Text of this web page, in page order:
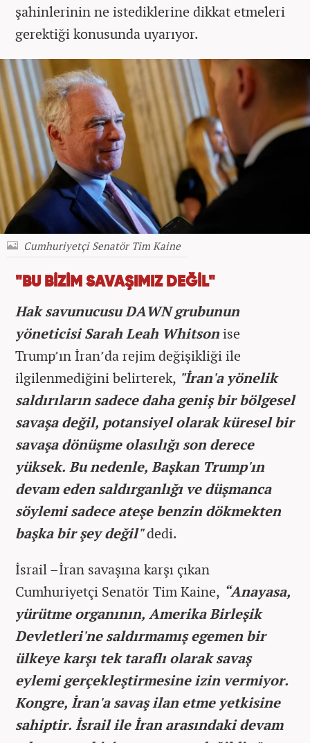
şahinlerinin ne istediklerine dikkat etmeleri
gerektiği konusunda uyarıyor.
Cumhuriyetçi Senatör Tim Kaine
"BU BİZİM SAVAŞIMIZ DEĞİL"
Hak savunucusu DAWN grubunun
yöneticisi Sarah Leah Whitsonise
Trump’ın İran’da rejim değişikliği ile
ilgilenmediğini belirterek, "İran'a yönelik
saldırıların sadece daha geniş bir bölgesel
savaşa değil, potansiyel olarak küresel bir
savaşa dönüşme olasılığı son derece
yüksek. Bu nedenle, Başkan Trump'ın
devam eden saldırganlığı ve düşmanca
söylemi sadece ateşe benzin dökmekten
başka bir şey değil"dedi.
İsrail –İran savaşına karşı çıkan
Cumhuriyetçi Senatör Tim Kaine, “Anayasa,
yürütme organının, Amerika Birleşik
Devletleri'ne saldırmamış egemen bir
ülkeye karşı tek taraflı olarak savaş
eylemi gerçekleştirmesine izin vermiyor.
Kongre, İran'a savaş ilan etme yetkisine
sahiptir. İsrail ile İran arasındaki devam